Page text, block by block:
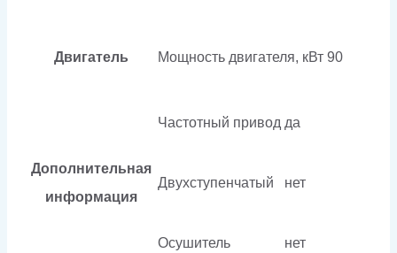
Двигатель Мощность двигателя, кВт 90
Дополнительная
информация
Частотный привод да
Двухступенчатый нет
Осушитель нет